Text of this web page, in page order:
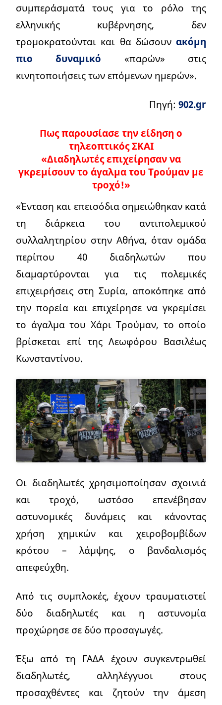
συμπεράσματά τους για το ρόλο της
ελληνικής κυβέρνησης, δεν
τρομοκρατούνται και θα δώσουν ακόμη
πιο δυναμικό «παρών» στις
κινητοποιήσεις των επόμενων ημερών».
Πηγή: 902.gr
Πως παρουσίασε την είδηση ο
τηλεοπτικός ΣΚΑΙ
«Διαδηλωτές επιχείρησαν να
γκρεμίσουν το άγαλμα του Τρούμαν με
τροχό!»
«Ένταση και επεισόδια σημειώθηκαν κατά
τη διάρκεια του αντιπολεμικού
συλλαλητηρίου στην Αθήνα, όταν ομάδα
περίπου 40 διαδηλωτών που
διαμαρτύρονται για τις πολεμικές
επιχειρήσεις στη Συρία, αποκόπηκε από
την πορεία και επιχείρησε να γκρεμίσει
το άγαλμα του Χάρι Τρούμαν, το οποίο
βρίσκεται επί της Λεωφόρου Βασιλέως
Κωνσταντίνου.
Οι διαδηλωτές χρησιμοποίησαν σχοινιά
και τροχό, ωστόσο επενέβησαν
αστυνομικές δυνάμεις και κάνοντας
χρήση χημικών και χειροβομβίδων
κρότου – λάμψης, ο βανδαλισμός
απεφεύχθη.
Από τις συμπλοκές, έχουν τραυματιστεί
δύο διαδηλωτές και η αστυνομία
προχώρησε σε δύο προσαγωγές.
Έξω από τη ΓΑΔΑ έχουν συγκεντρωθεί
διαδηλωτές, αλληλέγγυοι στους
προσαχθέντες και ζητούν την άμεση